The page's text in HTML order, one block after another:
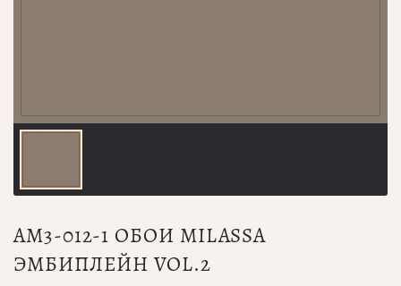
AM3-012-1 ОБОИ MILASSA
ЭМБИПЛЕЙН VOL.2